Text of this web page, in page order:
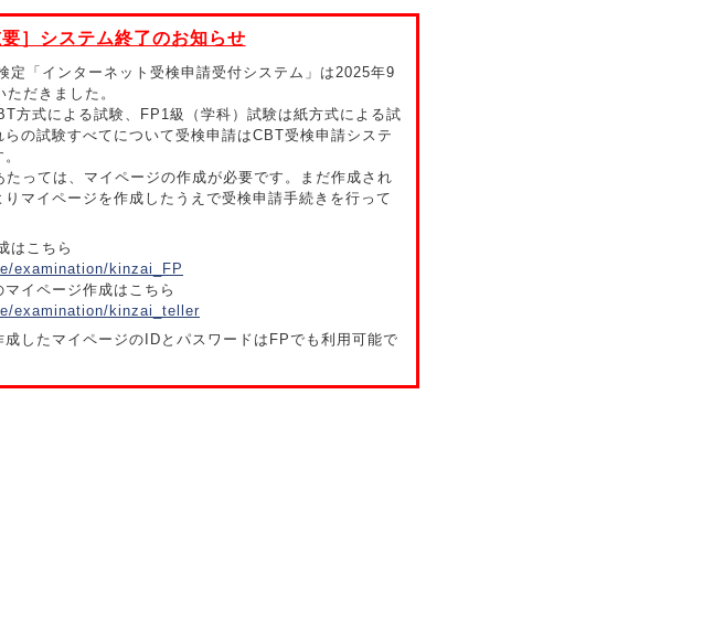
要］システム終了のお知らせ
定「インターネット受検申請受付システム」は2025年9
だきました。
方式による試験、FP1級（学科）試験は紙方式による試
の試験すべてについて受検申請はCBT受検申請システ
っては、マイページの作成が必要です。まだ作成され
マイページを作成したうえで受検申請手続きを行って
はこちら
examination/kinzai_FP
イページ作成はこちら
examination/kinzai_teller
成したマイページのIDとパスワードはFPでも利用可能で